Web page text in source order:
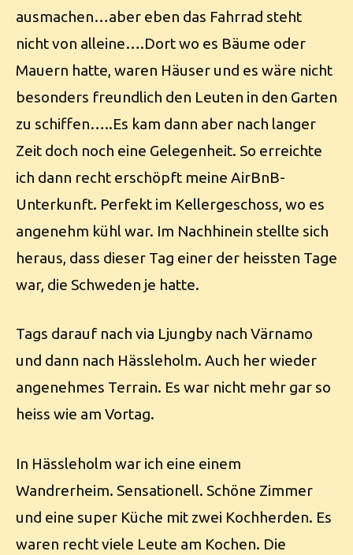
ausmachen…aber eben das Fahrrad steht
nicht von alleine….Dort wo es Bäume oder
Mauern hatte, waren Häuser und es wäre nicht
besonders freundlich den Leuten in den Garten
zu schiffen…..Es kam dann aber nach langer
Zeit doch noch eine Gelegenheit. So erreichte
ich dann recht erschöpft meine AirBnB-
Unterkunft. Perfekt im Kellergeschoss, wo es
angenehm kühl war. Im Nachhinein stellte sich
heraus, dass dieser Tag einer der heissten Tage
war, die Schweden je hatte.
Tags darauf nach via Ljungby nach Värnamo
und dann nach Hässleholm. Auch her wieder
angenehmes Terrain. Es war nicht mehr gar so
heiss wie am Vortag.
In Hässleholm war ich eine einem
Wandrerheim. Sensationell. Schöne Zimmer
und eine super Küche mit zwei Kochherden. Es
waren recht viele Leute am Kochen. Die